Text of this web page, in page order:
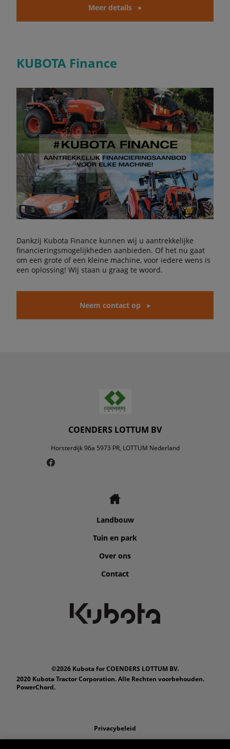
Meer details
KUBOTA Finance
Dankzij Kubota Finance kunnen wij u aantrekkelijke
financieringsmogelijkheden aanbieden. Of het nu gaat
om een grote of een kleine machine, voor iedere wens is
een oplossing! Wij staan u graag te woord.
Neem contact op
COENDERS LOTTUM BV
Horsterdijk 96a 5973 PR, LOTTUM Nederland
Landbouw
Tuin en park
Over ons
Contact
©2026 Kubota for COENDERS LOTTUM BV.
2020 Kubota Tractor Corporation. Alle Rechten voorbehouden.
PowerChord.
Privacybeleid